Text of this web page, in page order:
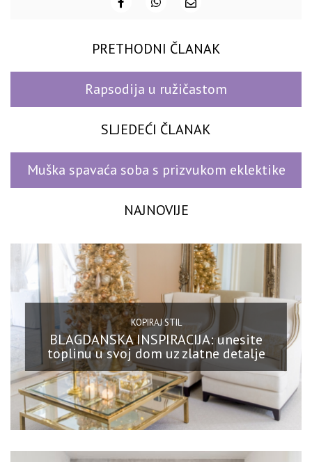
PRETHODNI ČLANAK
Rapsodija u ružičastom
SLJEDEĆI ČLANAK
Muška spavaća soba s prizvukom eklektike
NAJNOVIJE
KOPIRAJ STIL
BLAGDANSKA INSPIRACIJA: unesite
toplinu u svoj dom uz zlatne detalje